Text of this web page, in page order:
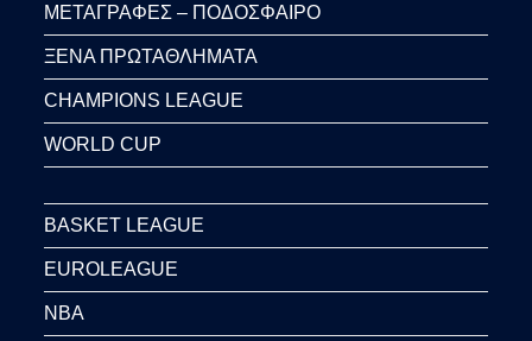
ΜΕΤΑΓΡΑΦΕΣ – ΠΟΔΟΣΦΑΙΡΟ
ΞΕΝΑ ΠΡΩΤΑΘΛΗΜΑΤΑ
CHAMPIONS LEAGUE
WORLD CUP
BASKET LEAGUE
EUROLEAGUE
NBA